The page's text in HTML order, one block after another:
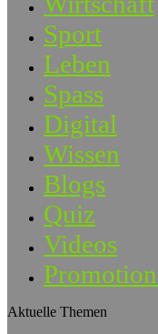
Sport
Leben
Spass
Digital
Wissen
Blogs
Quiz
Videos
Aktuelle Themen